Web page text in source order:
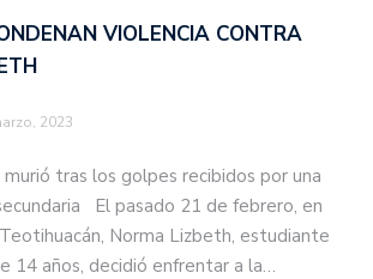
VIOLENCIA CONTRA
2023
tras los golpes recibidos por una
El pasado 21 de febrero, en
Norma Lizbeth, estudiante
14 años, decidió enfrentar a la…